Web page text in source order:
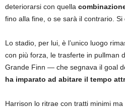
deteriorarsi con quella
fino alla fine, o se sarà il contrario.
Lo stadio, per lui, è l’unico luogo
con più forza, le trasferte in pullman
Grande Finn — che segnava il goal
ha imparato ad abitare il tempo
Harrison lo ritrae con tratti minimi